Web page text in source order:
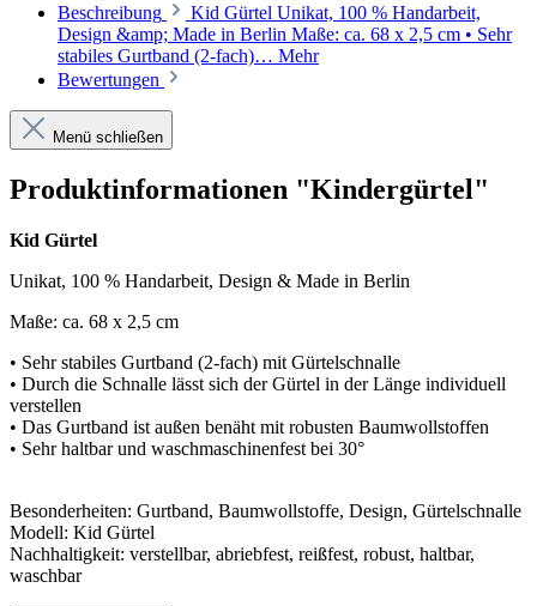
Beschreibung
Kid Gürtel Unikat, 100 % Handarbeit,
Design &amp; Made in Berlin Maße: ca. 68 x 2,5 cm • Sehr
stabiles Gurtband (2-fach)… Mehr
Bewertungen
Menü schließen
Produktinformationen "Kindergürtel"
Kid Gürtel
Unikat, 100 % Handarbeit, Design & Made in Berlin
Maße: ca. 68 x 2,5 cm
• Sehr stabiles Gurtband (2-fach) mit Gürtelschnalle
• Durch die Schnalle lässt sich der Gürtel in der Länge individuell
verstellen
• Das Gurtband ist außen benäht mit robusten Baumwollstoffen
• Sehr haltbar und waschmaschinenfest bei 30°
Besonderheiten: Gurtband, Baumwollstoffe, Design, Gürtelschnalle
Modell: Kid Gürtel
Nachhaltigkeit: verstellbar, abriebfest, reißfest, robust, haltbar,
waschbar